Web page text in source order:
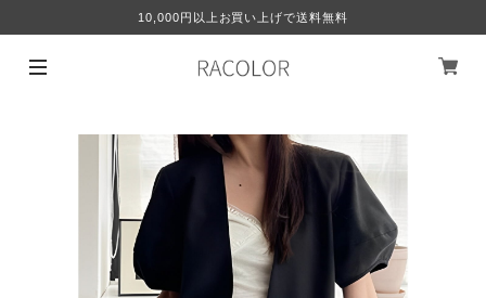
10,000円以上お買い上げで送料無料